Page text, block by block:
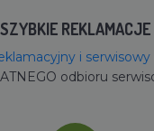
SZYBKIE REKLAMACJE
i serwisowy
odbioru